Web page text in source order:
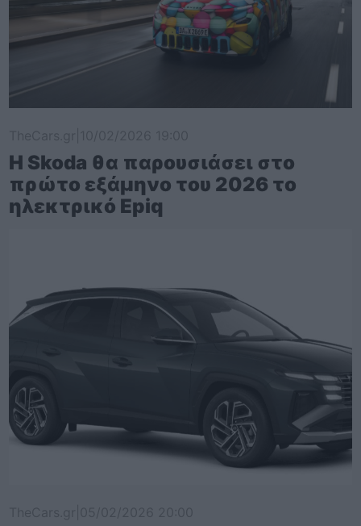
Η Skoda θα παρουσιάσει στο
πρώτο εξάμηνο του 2026 το
ηλεκτρικό Epiq